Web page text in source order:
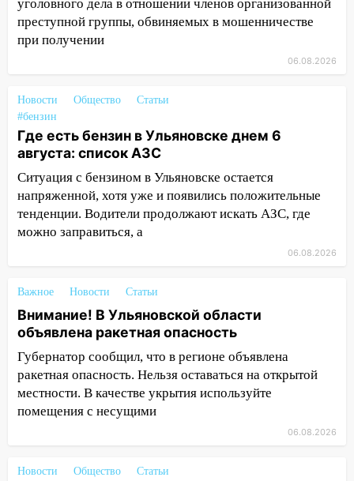
12:10 Ульяновский алиментщик накопил
120 тысяч долга
области
11:30 Кабмин РФ разрешил до 1 июля
2027 года импорт, выпуск и обращение
бензина Евро 2, Евро 3, Евро 4
11:12 Соцсети: на Рябикова автомобиль
врезался в забор
Где есть бензин в Ульяновске
10:16
Внимание! В Ульяновской области
объявлена ракетная опасность
10:00 В Старомайнском районе утонул
51-летний мужчина
09:50 В Ульяновске черный коршун
застрял в тепловозе
Ульяновские спасатели помогли
Чернышевского
уголовного дела в отношении членов организованной
преступной группы, обвиняемых в мошенничестве
при получении
06.08.2026
Новости Общество
Статьи
#бензин
Где есть бензин в Ульяновске днем 6
августа: список АЗС
Ситуация с бензином в Ульяновске остается
напряженной, хотя уже и появились положительные
тенденции. Водители продолжают искать АЗС, где
можно заправиться, а
06.08.2026
Важное Новости Статьи
Внимание! В Ульяновской области
объявлена ракетная опасность
Губернатор сообщил, что в регионе объявлена
ракетная опасность. Нельзя оставаться на открытой
местности. В качестве укрытия используйте
помещения с несущими
06.08.2026
Новости Общество
Статьи